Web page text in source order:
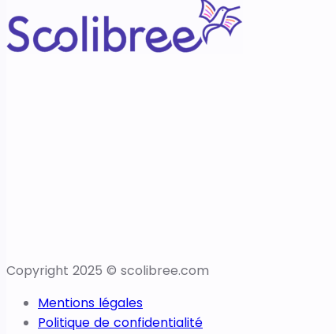
Copyright 2025 © scolibree.com
Mentions légales
Politique de confidentialité